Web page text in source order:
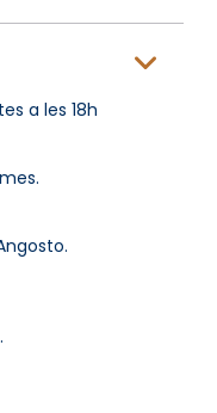
a les 18h